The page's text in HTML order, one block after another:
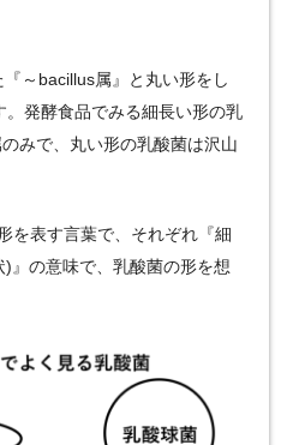
～bacillus属』と丸い形をし
発酵食品でみる細長い形の乳
みで、丸い形の乳酸菌は沢山
を表す言葉で、それぞれ『細
』の意味で、乳酸菌の形を想